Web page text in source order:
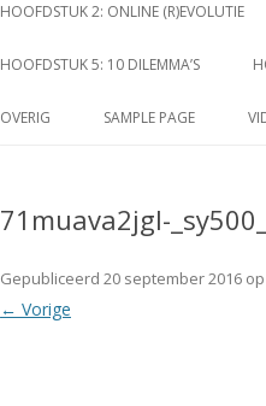
HOOFDSTUK 2: ONLINE (R)EVOLUTIE
HOOFDSTUK 5: 10 DILEMMA’S
OVERIG SAMPLE PAGE
71muava2jgl-_sy500_
Gepubliceerd 20 september 2016 op
← Vorige